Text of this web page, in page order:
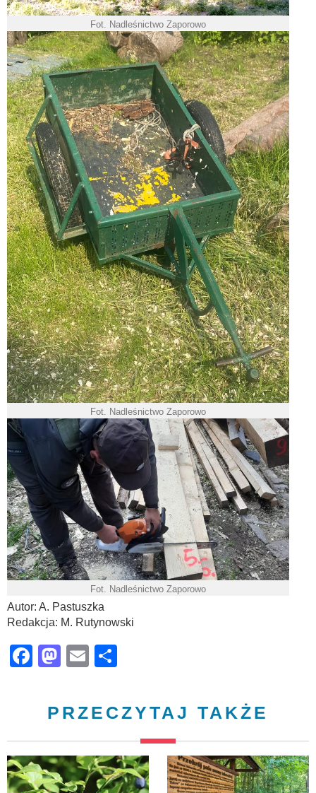
Fot. Nadleśnictwo Zaporowo
Fot. Nadleśnictwo Zaporowo
Fot. Nadleśnictwo Zaporowo
Autor: A. Pastuszka
Redakcja: M. Rutynowski
Facebook
Mastodon
Email
PRZECZYTAJ TAKŻE